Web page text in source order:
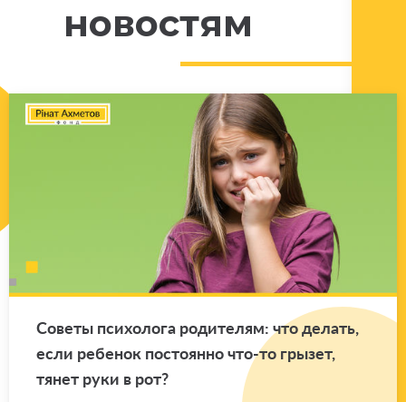
новостям
Со­ве­ты пси­хо­ло­га ро­ди­те­лям: что де­лать,
если ре­бе­нок по­сто­ян­но что-то гры­зет,
тянет руки в рот?